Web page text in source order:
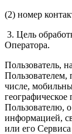
(2) номер
3. Цель
Оператора.
Пользователь,
Пользователем,
числе,
Пользователю,
информацией,
или его